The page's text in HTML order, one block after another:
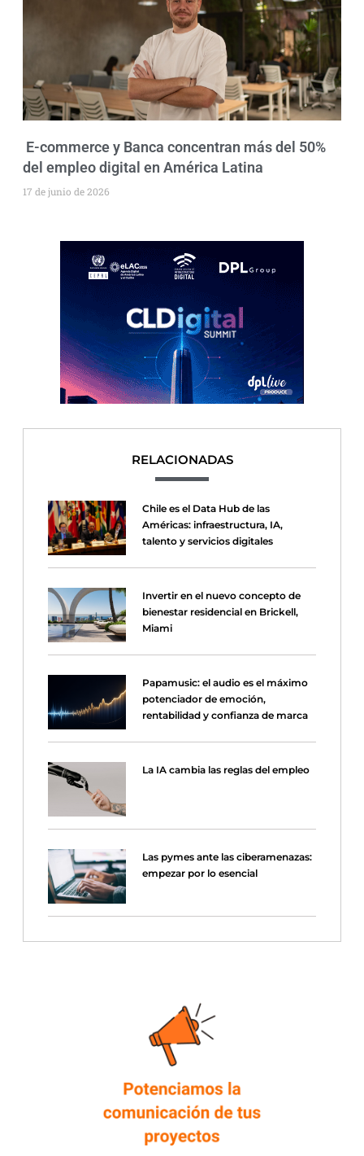
E-commerce y Banca concentran más del 50%
del empleo digital en América Latina
17 de junio de 2026
RELACIONADAS
Chile es el Data Hub de las
Américas: infraestructura, IA,
talento y servicios digitales
Invertir en el nuevo concepto de
bienestar residencial en Brickell,
Miami
Papamusic: el audio es el máximo
potenciador de emoción,
rentabilidad y confianza de marca
La IA cambia las reglas del empleo
Las pymes ante las ciberamenazas:
empezar por lo esencial